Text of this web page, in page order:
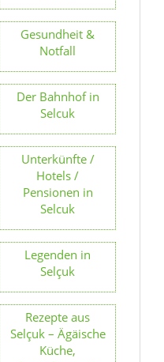
Gesundheit &
Notfall
Der Bahnhof in
Selcuk
Unterkünfte /
Hotels /
Pensionen in
Selcuk
Legenden in
Selçuk
Rezepte aus
Selçuk – Ägäische
Küche,